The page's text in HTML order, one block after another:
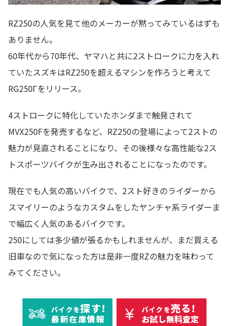
RZ250の人気を見て他のメーカーが黙ってみているはずも
ありません。
60年代から70年代、ヤマハと共に2ストロークに力を入れ
ていたスズキはRZ250を超えるマシンを作ろうと考えて
RG250Γをリリース。
4ストロークに特化していたホンダまで触発されて
MVX250Fを発売するなど、RZ250の登場によって2ストの
魅力が見直されることになり、その後様々な高性能な2ス
トスポーツバイクが生み出されることになったのです。
現在でも人気の高いバイクで、2スト好きのライダーから
スマイリーのようなカスタムをしたヤンチャ系ライダーま
で幅広く人気のあるバイクです。
250にしては多少値が張るかもしれませんが、まだ買える
旧車なので気になった方は是非一度RZの魅力を味わって
みてください。
バイクを探す!
最新在庫情報
バイクを売る!
お試し無料査定